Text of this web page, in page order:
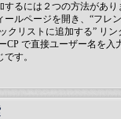
するには２つの方法があり
ールページを開き、“フレ
クリストに追加する” リン
CP で直接ユーザー名を入
す。